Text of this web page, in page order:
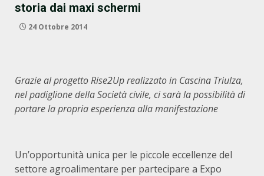
storia dai maxi schermi
24 Ottobre 2014
Grazie al progetto Rise2Up realizzato in Cascina Triulza,
nel padiglione della Società civile, ci sarà la possibilità di
portare la propria esperienza alla manifestazione
Un’opportunità unica per le piccole eccellenze del
settore agroalimentare per partecipare a Expo